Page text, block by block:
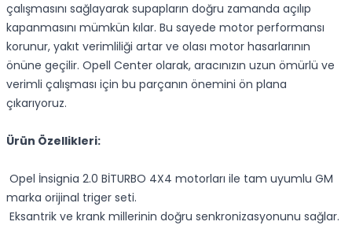
çalışmasını sağlayarak supapların doğru zamanda açılıp
kapanmasını mümkün kılar. Bu sayede motor performansı
korunur, yakıt verimliliği artar ve olası motor hasarlarının
önüne geçilir. Opell Center olarak, aracınızın uzun ömürlü ve
verimli çalışması için bu parçanın önemini ön plana
çıkarıyoruz.
Ürün Özellikleri:
Opel İnsignia 2.0 BİTURBO 4X4 motorları ile tam uyumlu GM
marka orijinal triger seti.
Eksantrik ve krank millerinin doğru senkronizasyonunu sağlar.